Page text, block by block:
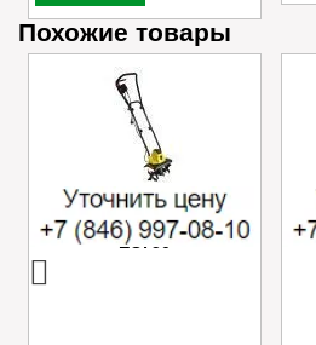
Похожие товары
Электрический
культиватор Champion
EC750